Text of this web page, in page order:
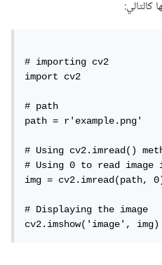
# importing cv2
import cv2
# path
path = r'example.png'
# Using cv2.imread()
# Using 0 to read image
img = cv2.imread(path,
# Displaying the image
cv2.imshow('image', img)